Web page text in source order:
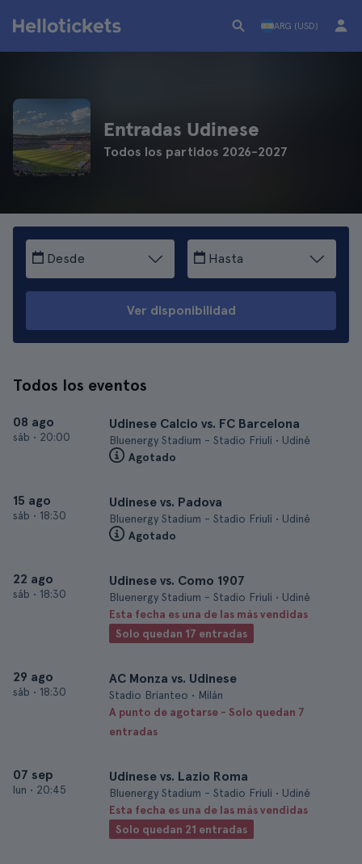
ARG (USD)
Entradas Udinese
Todos los partidos 2026-2027
Desde Hasta
Ver disponibilidad
Todos los eventos
08 ago
sáb • 20:00
Udinese Calcio vs. FC Barcelona
Bluenergy Stadium - Stadio Friuli • Udiné
Agotado
15 ago
sáb • 18:30
Udinese vs. Padova
Bluenergy Stadium - Stadio Friuli • Udiné
Agotado
22 ago
sáb • 18:30
Udinese vs. Como 1907
Bluenergy Stadium - Stadio Friuli • Udiné
Esta fecha es una de las más vendidas
Solo quedan 17 entradas
29 ago
sáb • 18:30
AC Monza vs. Udinese
Stadio Brianteo • Milán
A punto de agotarse - Solo quedan 7
entradas
07 sep
lun • 20:45
Udinese vs. Lazio Roma
Bluenergy Stadium - Stadio Friuli • Udiné
Esta fecha es una de las más vendidas
Solo quedan 21 entradas